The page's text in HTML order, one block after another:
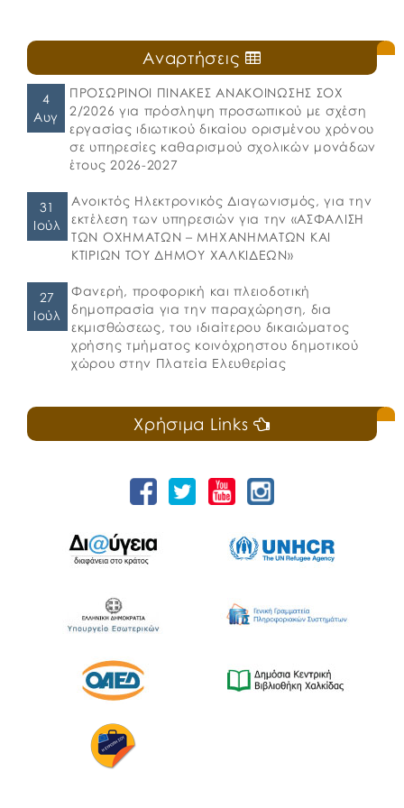
Αναρτήσεις
4
Αυγ
ΠΡΟΣΩΡΙΝΟΙ ΠΙΝΑΚΕΣ ΑΝΑΚΟΙΝΩΣΗΣ ΣΟΧ
2/2026 για πρόσληψη προσωπικού με σχέση
εργασίας ιδιωτικού δικαίου ορισμένου χρόνου
σε υπηρεσίες καθαρισμού σχολικών μονάδων
έτους 2026-2027
31
Ιούλ
Ανοικτός Ηλεκτρονικός Διαγωνισμός, για την
εκτέλεση των υπηρεσιών για την «ΑΣΦΑΛΙΣΗ
ΤΩΝ ΟΧΗΜΑΤΩΝ – ΜΗΧΑΝΗΜΑΤΩΝ ΚΑΙ
ΚΤΙΡΙΩΝ ΤΟΥ ΔΗΜΟΥ ΧΑΛΚΙΔΕΩΝ»
27
Ιούλ
Φανερή, προφορική και πλειοδοτική
δημοπρασία για την παραχώρηση, δια
εκμισθώσεως, του ιδιαίτερου δικαιώματος
χρήσης τμήματος κοινόχρηστου δημοτικού
χώρου στην Πλατεία Ελευθερίας
Χρήσιμα Links